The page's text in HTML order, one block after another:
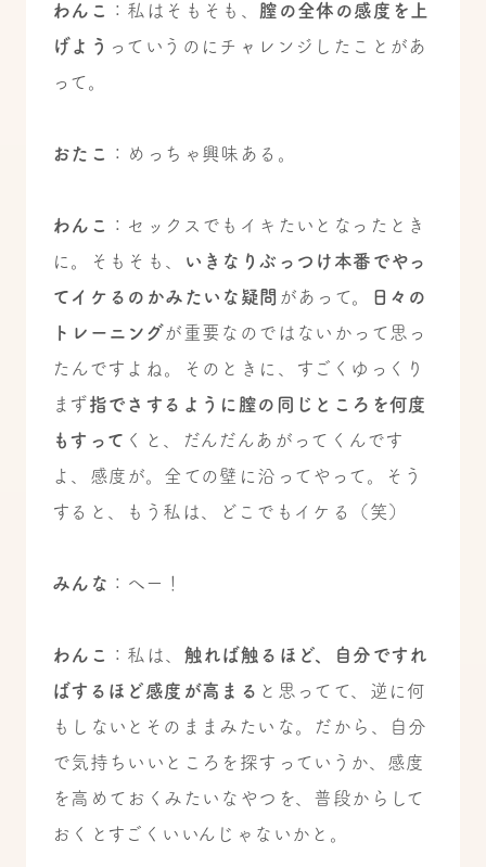
わんこ ：私はそもそも、 膣の全体の感度を上
げよう っていうのにチャレンジしたことがあ
って。
おたこ ：めっちゃ興味ある。
わんこ
：セックスでもイキたいとなったとき
に。そもそも、
いきなりぶっつけ本番でやっ
てイケるのかみたいな疑問 があって。
日々の
トレーニングが重要なのではないかって思っ
たんですよね。そのときに、すごくゆっくり
まず指でさするように膣の同じところを何度
もすって くと、だんだんあがってくんです
よ、感度が。全ての壁に沿ってやって。そう
すると、もう私は、どこでもイケる（笑）
みんな ：へー！
わんこ ：私は、 触れば触るほど、自分ですれ
ばするほど感度が高まる と思ってて、逆に何
もしないとそのままみたいな。だから、自分
で気持ちいいところを探すっていうか、感度
を高めておくみたいなやつを、普段からして
おくとすごくいいんじゃないかと。